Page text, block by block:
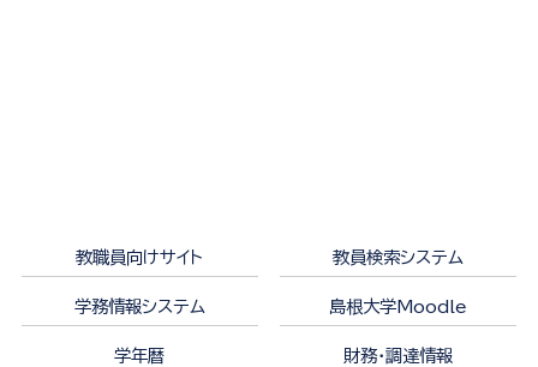
教職員向けサイト 教員検索システム
学務情報システム 島根大学Moodle
学年暦 財務・調達情報